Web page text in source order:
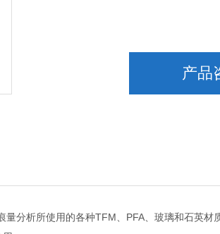
产品
量分析所使用的各种TFM、PFA、玻璃和石英